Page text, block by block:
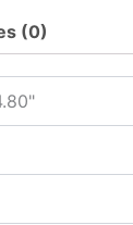
(0)